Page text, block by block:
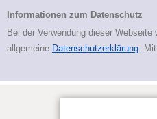
Erweiterte Suche
Informationen zum Datenschutz
Bei der Verwendung dieser Webseite
allgemeine Datenschutzerklärung.